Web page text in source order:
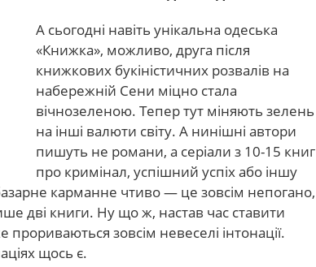
А сьогодні навіть унікальна одеська
«Книжка», можливо, друга після
книжкових букіністичних розвалів на
набережній Сени міцно стала
вічнозеленою. Тепер тут міняють зелень
на інші валюти світу. А нинішні автори
пишуть не романи, а серіали з 10-15 книг
про кримінал, успішний успіх або іншу
карманне чтиво — це зовсім непогано,
дві книги. Ну що ж, настав час ставити
прориваються зовсім невеселі інтонації.
щось є.